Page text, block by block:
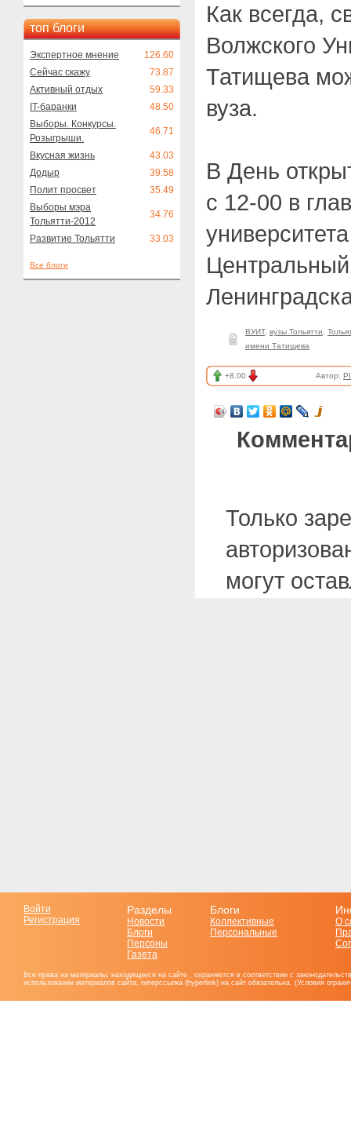
топ блоги
Экспертное мнение
126.60
Сейчас скажу
73.87
Активный отдых
59.33
IT-баранки
48.50
Выборы. Конкурсы.
Розыгрыши.
46.71
Вкусная жизнь
43.03
Додыр
39.58
Полит просвет
35.49
Выборы мэра
Тольятти-2012
34.76
Развитие Тольятти 33.03
Все блоги
Как всегда,
Волжского
Татищева
вуза.
В День
с 12-00 в
ВУИТ, вузы Тольятти
имени Татищева
+8.00 Автор:
Только
могут
Войти
Регистрация
Разделы
Новости
Блоги
Персоны
Газета
Блоги
Коллективные
Персональные
О
Все права на материалы, находящиеся на сайте , охраняются в соответствии с
использовании материалов сайта, гиперссылка (hyperlink) на сайт обязательна. (Условия